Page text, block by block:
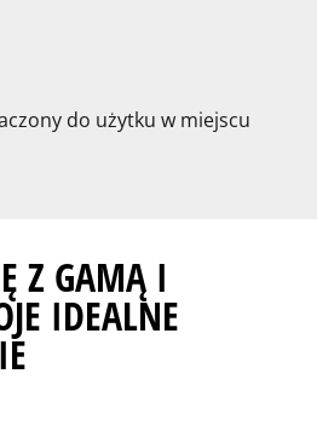
do użytku w miejscu
Z GAMĄ I
IDEALNE